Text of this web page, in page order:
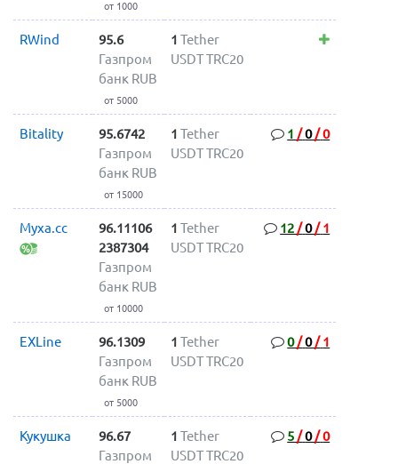
от 1000
RWind
95.6
Газпром
банк RUB
от 5000
1 Tether
USDT TRC20
Bitality
95.6742
Газпром
банк RUB
от 15000
1 Tether
USDT TRC20
1 /0/0
Myxa.cc
96.11106
2387304
Газпром
банк RUB
от 10000
1 Tether
USDT TRC20
12 /0/ 1
EXLine
96.1309
Газпром
банк RUB
от 5000
1 Tether
USDT TRC20
0/0/ 1
Кукушка
96.67
Газпром
1 Tether
USDT TRC20
5 /0/0